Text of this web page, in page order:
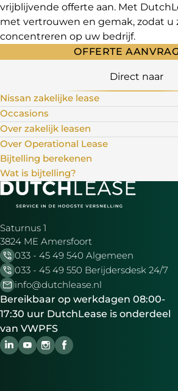
vrijblijvende offerte aan. Met
met vertrouwen en gemak, zodat u
concentreren op uw bedrijf.
OFFERTE
Direct naar
Nissan zakelijke lease
Occasions
Over zakelijk leasen
Over Operational Lease
Bijtelling berekenen
Wat is bijtelling?
Saturnus 1
3824 ME Amersfoort
033 - 45 49 540 Algemeen
033 - 45 49 550 Berijdersdesk 24/7
info@dutchlease.nl
Bereikbaar op werkdagen 08:00-
17:30 uur DutchLease is onderdeel
van VWPFS